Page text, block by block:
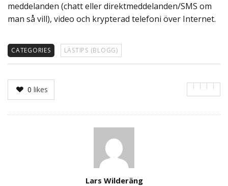
meddelanden (chatt eller direktmeddelanden/SMS om
man så vill), video och krypterad telefoni över Internet.
CATEGORIES LÄSTIPS (BLOGG)
0 likes
Lars Wilderäng